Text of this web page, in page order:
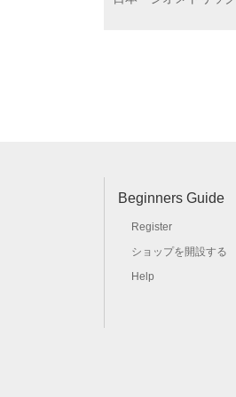
Beginners Guide
Register
ショップを開設する
Help